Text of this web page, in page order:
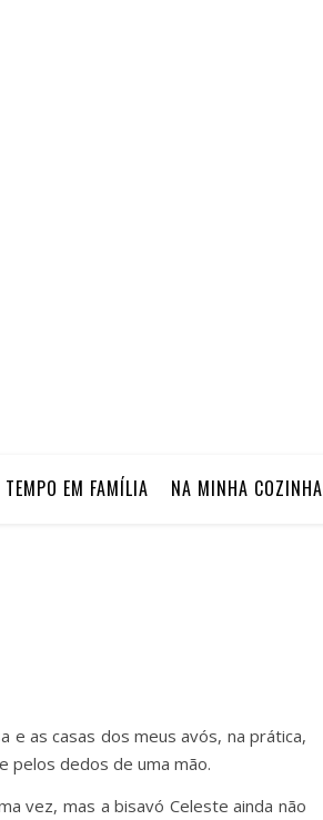
TEMPO EM FAMÍLIA NA MINHA COZINHA
e as casas dos meus avós, na prática,
pelos dedos de uma mão.
vez, mas a bisavó Celeste ainda não